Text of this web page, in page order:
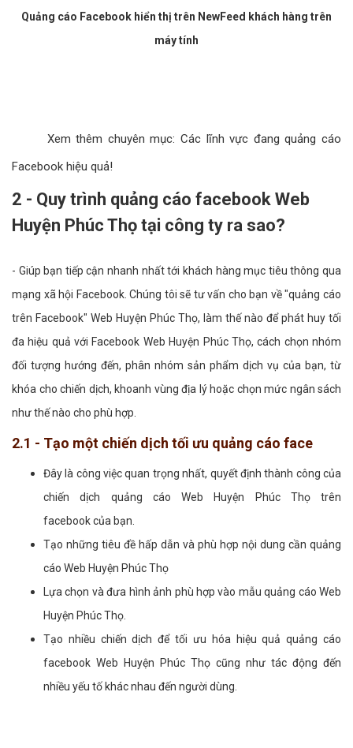
Quảng cáo Facebook hiển thị trên NewFeed khách hàng trên
máy tính
Xem thêm chuyên mục: Các lĩnh vực đang quảng cáo
Facebook hiệu quả!
2 - Quy trình quảng cáo facebook Web
Huyện Phúc Thọ tại công ty ra sao?
- Giúp bạn tiếp cận nhanh nhất tới khách hàng mục tiêu thông qua
mạng xã hội Facebook. Chúng tôi sẽ tư vấn cho bạn về "quảng cáo
trên Facebook" Web Huyện Phúc Thọ, làm thế nào để phát huy tối
đa hiệu quả với Facebook Web Huyện Phúc Thọ, cách chọn nhóm
đối tượng hướng đến, phân nhóm sản phẩm dịch vụ của bạn, từ
khóa cho chiến dịch, khoanh vùng địa lý hoặc chọn mức ngân sách
như thế nào cho phù hợp.
2.1 - Tạo một chiến dịch tối ưu quảng cáo face
Đây là công việc quan trọng nhất, quyết định thành công của
chiến dịch quảng cáo Web Huyện Phúc Thọ trên
facebook của bạn.
Tạo những tiêu đề hấp dẫn và phù hợp nội dung cần quảng
cáo Web Huyện Phúc Thọ
Lựa chọn và đưa hình ảnh phù hợp vào mẫu quảng cáo Web
Huyện Phúc Thọ.
Tạo nhiều chiến dịch để tối ưu hóa hiệu quả quảng cáo
facebook Web Huyện Phúc Thọ cũng như tác động đến
nhiều yếu tố khác nhau đến người dùng.